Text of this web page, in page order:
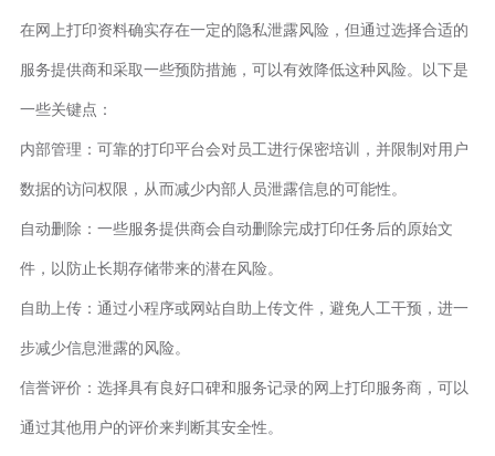
在网上打印资料确实存在一定的隐私泄露风险，但通过选择合适的
服务提供商和采取一些预防措施，可以有效降低这种风险。以下是
一些关键点：
内部管理：可靠的打印平台会对员工进行保密培训，并限制对用户
数据的访问权限，从而减少内部人员泄露信息的可能性。
自动删除：一些服务提供商会自动删除完成打印任务后的原始文
件，以防止长期存储带来的潜在风险。
自助上传：通过小程序或网站自助上传文件，避免人工干预，进一
步减少信息泄露的风险。
信誉评价：选择具有良好口碑和服务记录的网上打印服务商，可以
通过其他用户的评价来判断其安全性。